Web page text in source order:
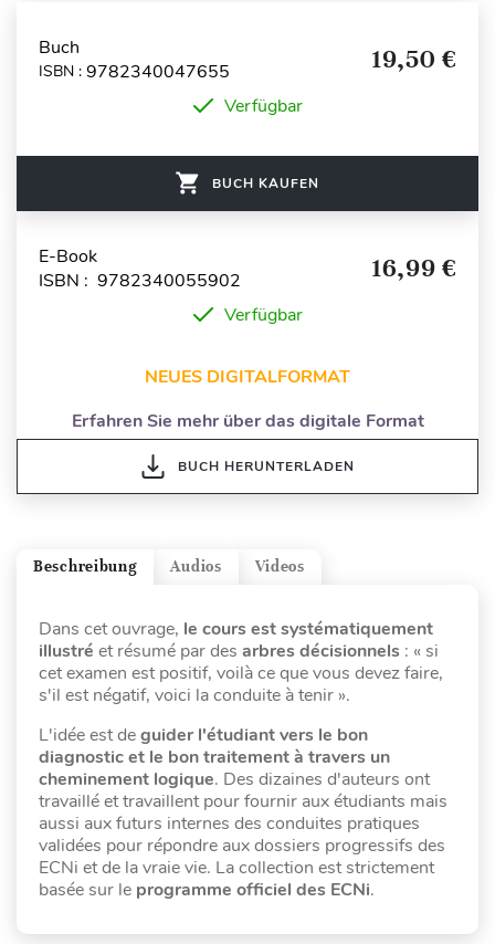
Buch
ISBN : 9782340047655 19,50 €
Verfügbar
BUCH KAUFEN
E-Book
ISBN : 9782340055902
16,99 €
Verfügbar
NEUES DIGITALFORMAT
Erfahren Sie mehr über das digitale Format
BUCH HERUNTERLADEN
Videos
Audios
Beschreibung
Dans cet ouvrage, le cours est systématiquement
illustré et résumé par des arbres décisionnels : « si
cet examen est positif, voilà ce que vous devez faire,
s'il est négatif, voici la conduite à tenir ».
L'idée est deguider l'étudiant vers le bon
diagnostic et le bon traitement à travers un
cheminement logique. Des dizaines d'auteurs ont
travaillé et travaillent pour fournir aux étudiants mais
aussi aux futurs internes des conduites pratiques
validées pour répondre aux dossiers progressifs des
ECNi et de la vraie vie. La collection est strictement
basée sur le programme officiel des ECNi.